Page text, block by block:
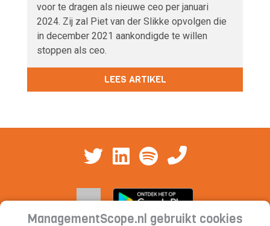
voor te dragen als nieuwe ceo per januari
2024. Zij zal Piet van der Slikke opvolgen die
in december 2021 aankondigde te willen
stoppen als ceo.
LEES ARTIKEL
ManagementScope.nl gebruikt cookies